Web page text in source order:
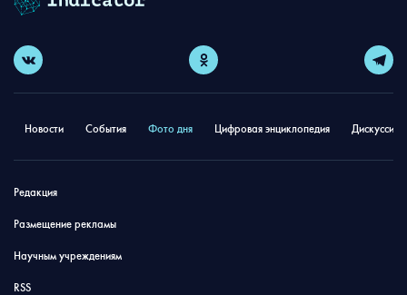
Новости События Фото дня Цифровая энциклопедия
Редакция
Размещение рекламы
Научным учреждениям
RSS